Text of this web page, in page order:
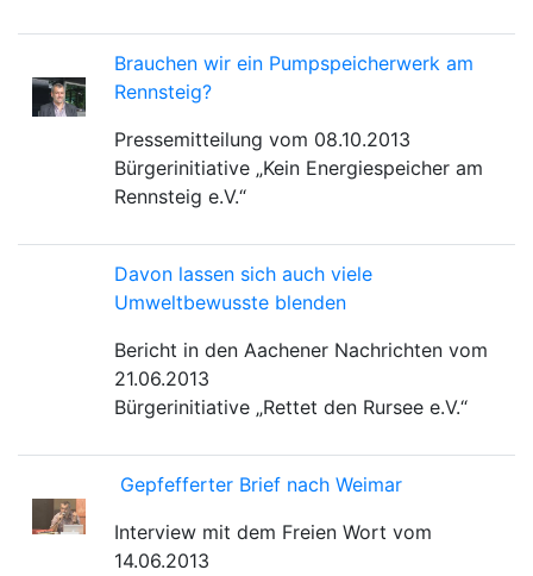
Brauchen wir ein Pumpspeicherwerk am
Rennsteig?
Pressemitteilung vom 08.10.2013
Bürgerinitiative „Kein Energiespeicher am
Rennsteig e.V.“
Davon lassen sich auch viele
Umweltbewusste blenden
Bericht in den Aachener Nachrichten vom
21.06.2013
Bürgerinitiative „Rettet den Rursee e.V.“
Gepfefferter Brief nach Weimar
Interview mit dem Freien Wort vom
14.06.2013